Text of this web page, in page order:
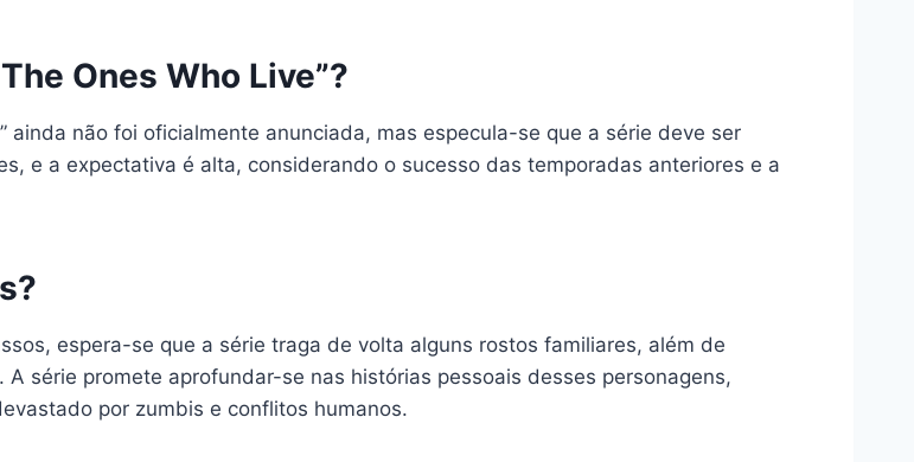
Ones Who Live”?
ainda não foi oficialmente anunciada, mas especula-se que a série deve ser
e a expectativa é alta, considerando o sucesso das temporadas anteriores e a
espera-se que a série traga de volta alguns rostos familiares, além de
série promete aprofundar-se nas histórias pessoais desses personagens,
por zumbis e conflitos humanos.